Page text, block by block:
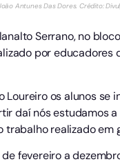
Antunes Das Dores. Crédito:
Serrano, no
por
os alunos
daí nós estudamos
realizado em
fevereiro a